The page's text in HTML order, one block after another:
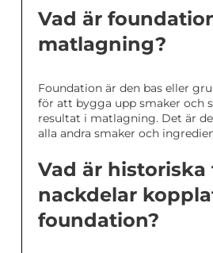
Vad är
matlagning?
Foundation är den bas eller
för att bygga upp smaker och
resultat i matlagning. Det är
alla andra smaker och
Vad är historiska
nackdelar
foundation?